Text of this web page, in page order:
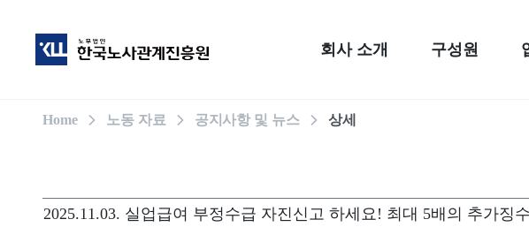
회사 소개 구성원
Home 노동 자료 공지사항 및 뉴스 상세
2025.11.03. 실업급여 부정수급 자진신고 하세요! 최대 5배의 추가징